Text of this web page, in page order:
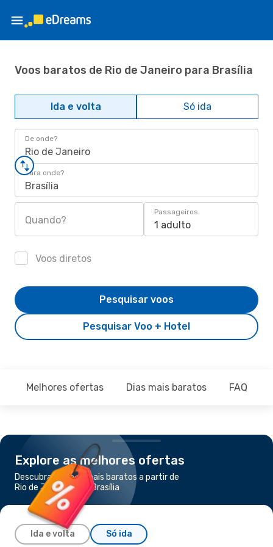
Voos baratos de Rio de Janeiro para Brasília
Ida e volta Só ida
De onde?
Rio de Janeiro
Para onde?
Brasília
Quando?
Passageiros
1 adulto
Voos diretos
Pesquisar Voo + Hotel
Pesquisar voos
Melhores ofertas Dias mais baratos FAQ
Explore as melhores ofertas
Descubra os voos mais baratos a partir de
Rio de Janeiro para Brasília
Ida e volta Só ida